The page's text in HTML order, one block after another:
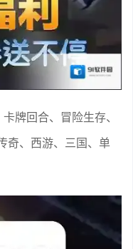
牌回合、冒险生存、
奇、西游、三国、单